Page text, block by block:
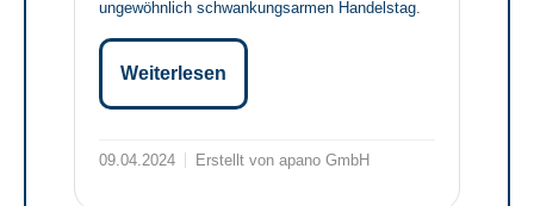
ungewöhnlich schwankungsarmen Handelstag.
Weiterlesen
09.04.2024 Erstellt von apano GmbH